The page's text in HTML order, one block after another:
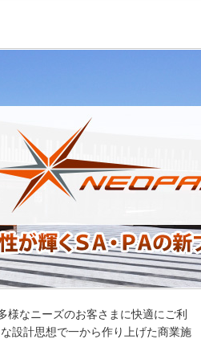
様なニーズのお客さまに快適にご利
設計思想で一から作り上げた商業施